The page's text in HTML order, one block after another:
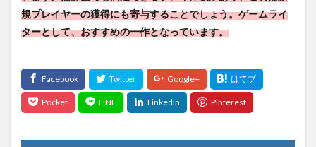
規プレイヤーの獲得にも寄与することでしょう。ゲームライ
ターとして、おすすめの一作となっています。